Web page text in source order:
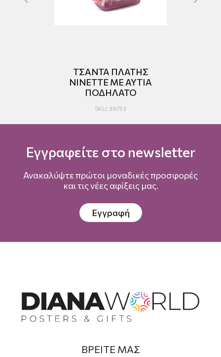
ΤΣΑΝΤΑ ΠΛΑΤΗΣ
NINETTE ΜΕ ΑΥΤΙΑ
ΠΟΔΗΛΑΤΟ
SKU: 39753
Εγγραφείτε στο newsletter
Ανακαλύψτε πρώτοι μοναδικές προσφορές
και τις νέες αφίξεις μας.
Εγγραφή
ΒΡΕΙΤΕ ΜΑΣ